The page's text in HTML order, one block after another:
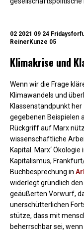
02 2021 09 24
ReinerKunze 05
Klimakrise und
Wenn wir die Frage
Klimawandels und
Klassenstandpunkt
gegebenen Beispielen
Rückgriff auf Marx
wissenschaftliche
Kapital. Marx‘
Kapitalismus,
Buchbesprechung in
widerlegt gründlich
geäußerten Vorwurf,
unerschütterlichen
stütze, dass mit
beherrschbar sei,